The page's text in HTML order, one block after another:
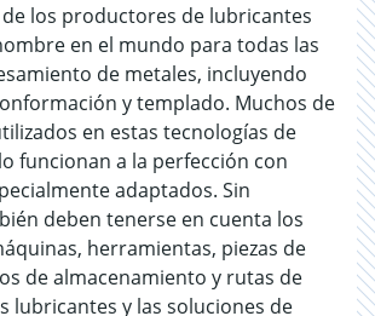
de los productores de lubricantes
en el mundo para todas las
de metales, incluyendo
y templado. Muchos de
en estas tecnologías de
funcionan a la perfección con
adaptados. Sin
deben tenerse en cuenta los
herramientas, piezas de
de almacenamiento y rutas de
lubricantes y las soluciones de